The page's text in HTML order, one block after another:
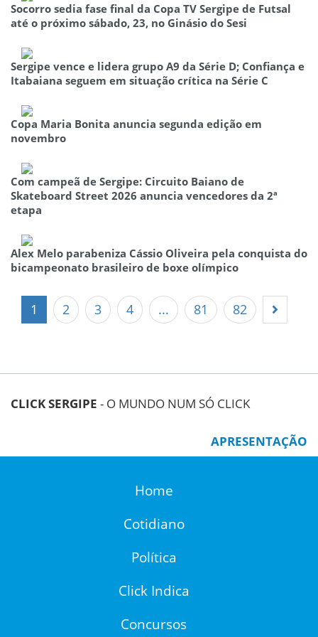
Socorro sedia fase final da Copa TV Sergipe de Futsal
até o próximo sábado, 23, no Ginásio do Sesi
Sergipe vence e lidera grupo A9 da Série D; Confiança e
Itabaiana seguem em situação crítica na Série C
Copa Maria Bonita anuncia segunda edição em
novembro
Com campeã de Sergipe: Circuito Baiano de
Skateboard Street 2026 anuncia vencedores da 2ª
etapa
Alex Melo parabeniza Cássio Oliveira pela conquista do
bicampeonato brasileiro de boxe olímpico
1 2 3 4 ... 81 82
CLICK SERGIPE - O MUNDO NUM SÓ CLICK
APRESENTAÇÃO
Home
Cotidiano
Política
Click Indica
Concursos